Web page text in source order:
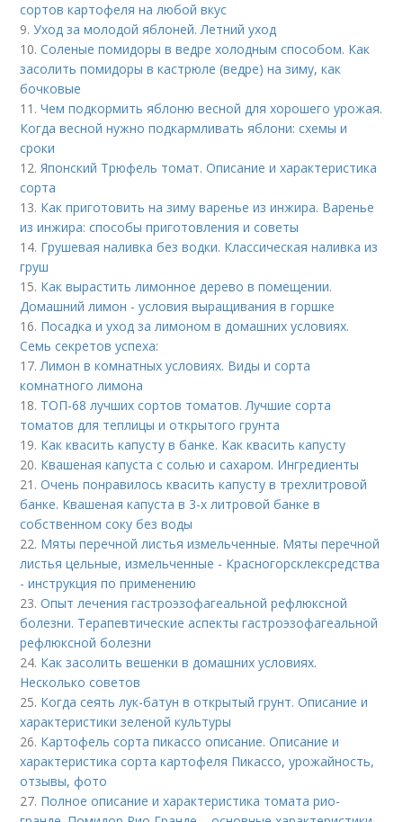
сортов картофеля на любой вкус
9.Уход за молодой яблоней. Летний уход
10.Соленые помидоры в ведре холодным способом. Как
засолить помидоры в кастрюле (ведре) на зиму, как
бочковые
11.Чем подкормить яблоню весной для хорошего урожая.
Когда весной нужно подкармливать яблони: схемы и
сроки
12.Японский Трюфель томат. Описание и характеристика
сорта
13. Как приготовить на зиму варенье из инжира. Варенье
из инжира: способы приготовления и советы
14. Грушевая наливка без водки. Классическая наливка из
груш
15. Как вырастить лимонное дерево в помещении.
Домашний лимон - условия выращивания в горшке
16. Посадка и уход за лимоном в домашних условиях.
Семь секретов успеха:
17.Лимон в комнатных условиях. Виды и сорта
комнатного лимона
18. ТОП-68 лучших сортов томатов. Лучшие сорта
томатов для теплицы и открытого грунта
19. Как квасить капусту в банке. Как квасить капусту
20. Квашеная капуста с солью и сахаром. Ингредиенты
21.Очень понравилось квасить капусту в трехлитровой
банке. Квашеная капуста в 3-х литровой банке в
собственном соку без воды
22. Мяты перечной листья измельченные. Мяты перечной
листья цельные, измельченные - Красногорсклексредства
- инструкция по применению
23.Опыт лечения гастроэзофагеальной рефлюксной
болезни. Терапевтические аспекты гастроэзофагеальной
рефлюксной болезни
24. Как засолить вешенки в домашних условиях.
Несколько советов
25. Когда сеять лук-батун в открытый грунт. Описание и
характеристики зеленой культуры
26. Картофель сорта пикассо описание. Описание и
характеристика сорта картофеля Пикассо, урожайность,
отзывы, фото
27. Полное описание и характеристика томата рио-